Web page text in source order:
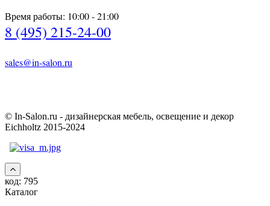
Время работы: 10:00 - 21:00
8 (495) 215-24-00
sales@in-salon.ru
© In-Salon.ru - дизайнерская мебель, освещение и декор
Eichholtz 2015-2024
код: 795
Каталог